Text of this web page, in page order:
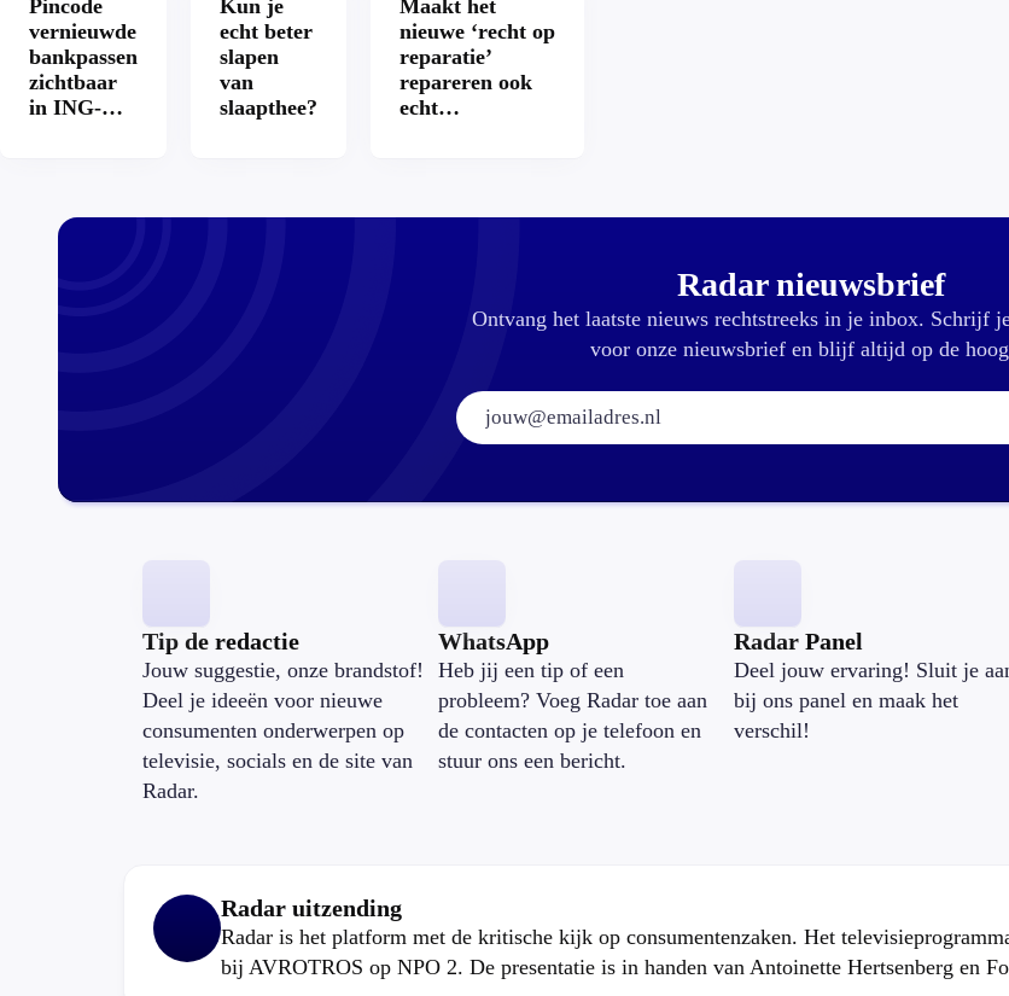
Pincode
vernieuwde
bankpassen
zichtbaar
in ING-
Kun je
echt beter
slapen
van
slaapthee?
Maakt het
nieuwe ‘recht op
reparatie’
repareren ook
echt
Radar nieuwsbrief
Ontvang het laatste nieuws rechtstreeks in je inbox. Schrijf
voor onze nieuwsbrief en blijf altijd op de
E-mailadres:
Tip de redactie
Jouw suggestie, onze brandstof!
Deel je ideeën voor nieuwe
consumenten onderwerpen op
televisie, socials en de site van
Radar.
WhatsApp
Heb jij een tip of een
probleem? Voeg Radar toe aan
de contacten op je telefoon en
stuur ons een bericht.
Radar Panel
Deel jouw ervaring! Sluit je
bij ons panel en maak het
verschil!
Radar uitzending
Radar is het platform met de kritische kijk op consumentenzaken. Het
bij AVROTROS op NPO 2. De presentatie is in handen van Antoinette Hertsenberg en